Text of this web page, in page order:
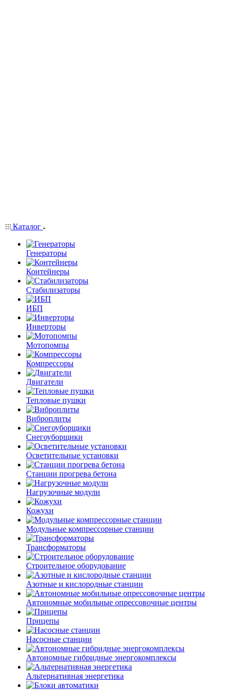
Каталог
Генераторы
Контейнеры
Стабилизаторы
ИБП
Инверторы
Мотопомпы
Компрессоры
Двигатели
Тепловые пушки
Виброплиты
Снегоуборщики
Осветительные установки
Станции прогрева бетона
Нагрузочные модули
Кожухи
Модульные компрессорные станции
Трансформаторы
Строительное оборудование
Азотные и кислородные станции
Автономные мобильные опрессовочные центры
Прицепы
Насосные станции
Автономные гибридные энергокомплексы
Альтернативная энергетика